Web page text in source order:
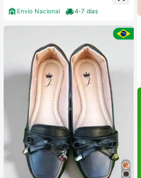
Envio Nacional 4-7 dias